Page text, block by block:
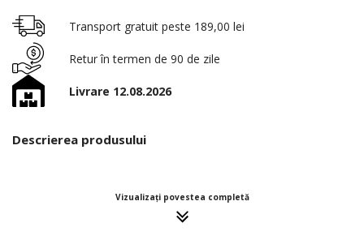
Transport gratuit peste 189,00 lei
Retur în termen de 90 de zile
Livrare 12.08.2026
Descrierea produsului
Vizualizați povestea completă